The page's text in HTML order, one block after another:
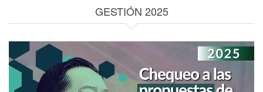
GESTIÓN 2025